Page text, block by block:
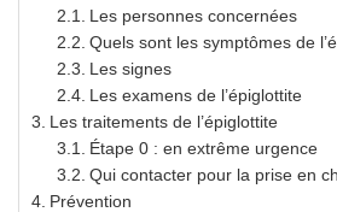
Les personnes concernées
Quels sont les symptômes de
Les signes
Les examens de l’épiglottite
Les traitements de l’épiglottite
Étape 0 : en extrême urgence
Qui contacter pour la prise en
Prévention